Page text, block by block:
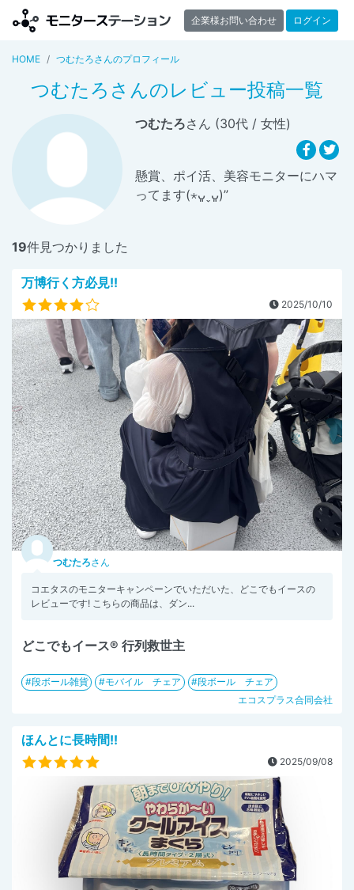
企業様お問い合わせ ログイン
HOME つむたろさんのプロフィール
つむたろさんのレビュー投稿一覧
つむたろさん (30代 / 女性)
懸賞、ポイ活、美容モニターにハマ
ってます(⋆ᴗ͈ˬᴗ͈)”
19件見つかりました
万博行く方必見!!
2025/10/10
つむたろさん
コエタスのモニターキャンペーンでいただいた、どこでもイースの
レビューです! こちらの商品は、ダン...
どこでもイース® 行列救世主
段ボール雑貨 モバイル チェア
段ボール チェア
エコスプラス合同会社
ほんとに長時間!!
2025/09/08